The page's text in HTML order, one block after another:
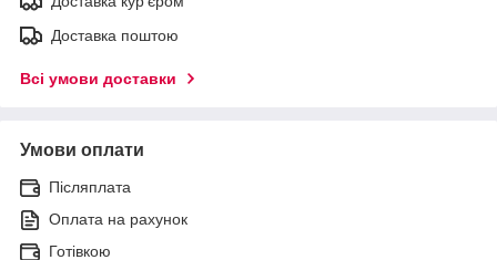
Доставка поштою
Всі умови доставки
Умови оплати
Післяплата
Оплата на рахунок
Готівкою